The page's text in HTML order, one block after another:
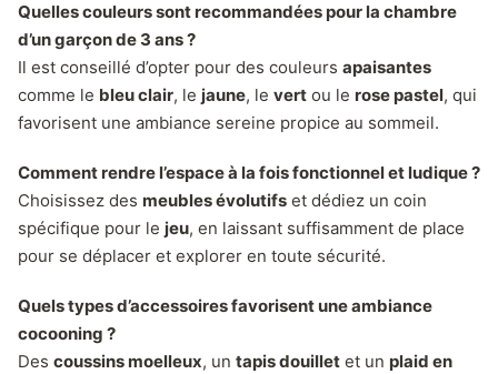
Quelles couleurs sont recommandées pour la chambre
d’un garçon de 3 ans ?
Il est conseillé d’opter pour des couleurs apaisantes
comme le bleu clair, le jaune, le vert ou le rose pastel, qui
favorisent une ambiance sereine propice au sommeil.
Comment rendre l’espace à la fois fonctionnel et ludique ?
Choisissez des meubles évolutifs et dédiez un coin
spécifique pour le jeu, en laissant suffisamment de place
pour se déplacer et explorer en toute sécurité.
Quels types d’accessoires favorisent une ambiance
cocooning ?
Des coussins moelleux, un tapis douillet et un plaid en